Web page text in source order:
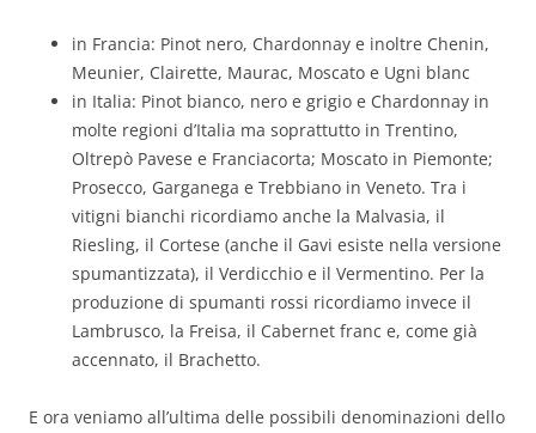
in Francia: Pinot nero, Chardonnay e inoltre Chenin,
Meunier, Clairette, Maurac, Moscato e Ugni blanc
in Italia: Pinot bianco, nero e grigio e Chardonnay in
molte regioni d’Italia ma soprattutto in Trentino,
Oltrepò Pavese e Franciacorta; Moscato in Piemonte;
Prosecco, Garganega e Trebbiano in Veneto. Tra i
vitigni bianchi ricordiamo anche la Malvasia, il
Riesling, il Cortese (anche il Gavi esiste nella versione
spumantizzata), il Verdicchio e il Vermentino. Per la
produzione di spumanti rossi ricordiamo invece il
Lambrusco, la Freisa, il Cabernet franc e, come già
accennato, il Brachetto.
E ora veniamo all’ultima delle possibili denominazioni dello